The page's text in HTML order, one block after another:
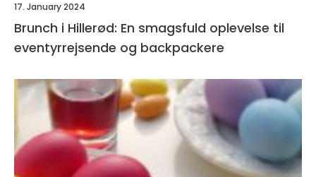
17. January 2024
Brunch i Hillerød: En smagsfuld oplevelse til
eventyrrejsende og backpackere